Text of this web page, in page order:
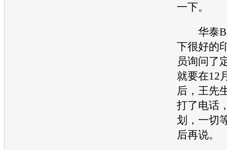
一下。
华泰
下很好的
员询问了
就要在12
后，王先
打了电话
划，一切
后再说。